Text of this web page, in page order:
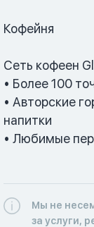
Кофейня
Сеть кофеен
• Более 100
• Авторские
напитки
• Любимые
Мы не
за услуги,